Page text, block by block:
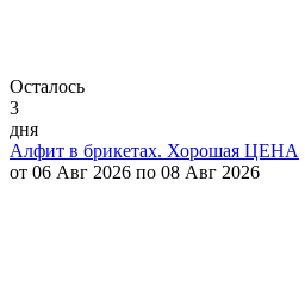
Осталось
3
дня
Алфит в брикетах. Хорошая ЦЕНА
от 06 Авг 2026 по 08 Авг 2026